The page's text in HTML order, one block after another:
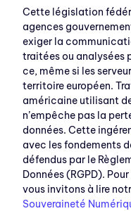
Cette législation
agences
exiger la
traitées ou analysées
ce, même si les
territoire européen.
américaine utilisant
n’empêche pas la
données. Cette
avec les fondements
défendus par le
Données (RGPD).
vous invitons à lire
Souveraineté